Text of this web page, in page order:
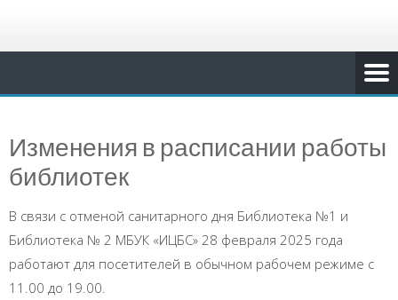
Изменения в расписании работы
библиотек
В связи с отменой санитарного дня Библиотека №1 и
Библиотека № 2 МБУК «ИЦБС» 28 февраля 2025 года
работают для посетителей в обычном рабочем режиме с
11.00 до 19.00.